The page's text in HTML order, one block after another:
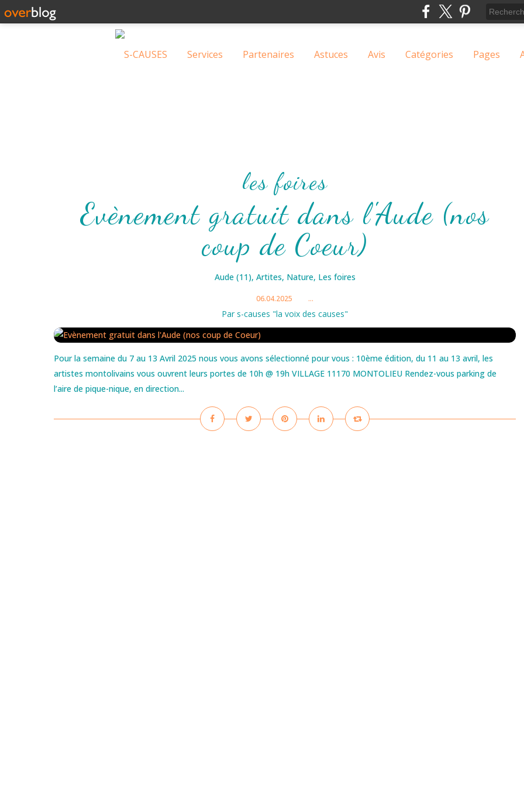
S-CAUSES Services Partenaires Astuces Avis Catégories Pages
les foires
Evènement gratuit dans l'Aude (nos
coup de Coeur)
Aude (11), Artites, Nature, Les foires
06.04.2025 …
Par s-causes "la voix des causes"
Pour la semaine du 7 au 13 Avril 2025 nous vous avons sélectionné pour vous : 10ème édition, du 11 au 13 avril, les
artistes montolivains vous ouvrent leurs portes de 10h @ 19h VILLAGE 11170 MONTOLIEU Rendez-vous parking de
l’aire de pique-nique, en direction...